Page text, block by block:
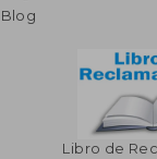
Blog
Libro de